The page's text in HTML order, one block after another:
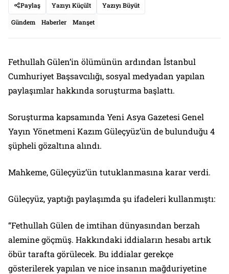
Paylaş
Yazıyı Küçült Yazıyı Büyüt
Gündem Haberler Manşet
Fethullah Gülen’in ölümünün ardından İstanbul
Cumhuriyet Başsavcılığı, sosyal medyadan yapılan
paylaşımlar hakkında soruşturma başlattı.
Soruşturma kapsamında Yeni Asya Gazetesi Genel
Yayın Yönetmeni Kazım Güleçyüz’ün de bulunduğu 4
şüpheli gözaltına alındı.
Mahkeme, Güleçyüz’ün tutuklanmasına karar verdi.
Güleçyüz, yaptığı paylaşımda şu ifadeleri kullanmıştı:
“Fethullah Gülen de imtihan dünyasından berzah
alemine göçmüş. Hakkındaki iddiaların hesabı artık
öbür tarafta görülecek. Bu iddialar gerekçe
gösterilerek yapılan ve nice insanın mağduriyetine